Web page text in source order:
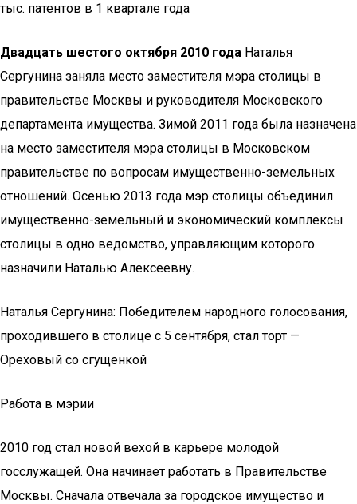
тыс. патентов в 1 квартале года
Двадцать шестого октября 2010 года Наталья
Сергунина заняла место заместителя мэра столицы в
правительстве Москвы и руководителя Московского
департамента имущества. Зимой 2011 года была назначена
на место заместителя мэра столицы в Московском
правительстве по вопросам имущественно-земельных
отношений. Осенью 2013 года мэр столицы объединил
имущественно-земельный и экономический комплексы
столицы в одно ведомство, управляющим которого
назначили Наталью Алексеевну.
Наталья Сергунина: Победителем народного голосования,
проходившего в столице с 5 сентября, стал торт —
Ореховый со сгущенкой
Работа в мэрии
2010 год стал новой вехой в карьере молодой
госслужащей. Она начинает работать в Правительстве
Москвы. Сначала отвечала за городское имущество и